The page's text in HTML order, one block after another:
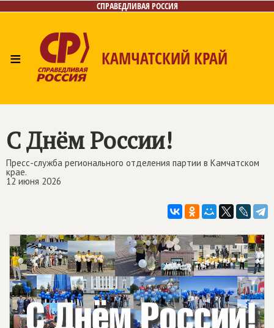
СПРАВЕДЛИВАЯ РОССИЯ
≡ КАМЧАТСКИЙ КРАЙ
С Днём России!
Пресс-служба регионального отделения партии в Камчатском
крае.
12 июня 2026